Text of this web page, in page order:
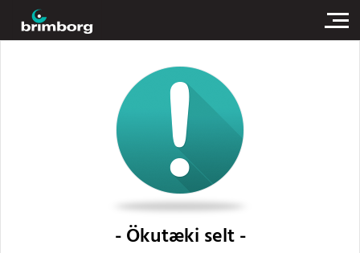
Ökutæki selt